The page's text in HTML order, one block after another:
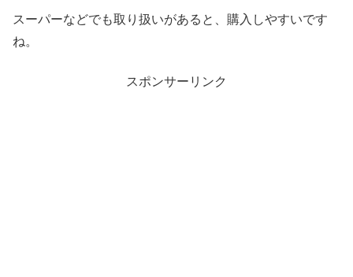
スーパーなどでも取り扱いがあると、購入しやすいです
ね。
スポンサーリンク